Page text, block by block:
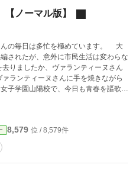
ノーマル版】
毎日は多忙を極めています。 大
されたが、意外に市民生活は変わらな
りましたか、ヴァランティーヌさん
子学園山陽校で、今日も青春を謳歌し
にあたります。
8,579 位 / 8,579件